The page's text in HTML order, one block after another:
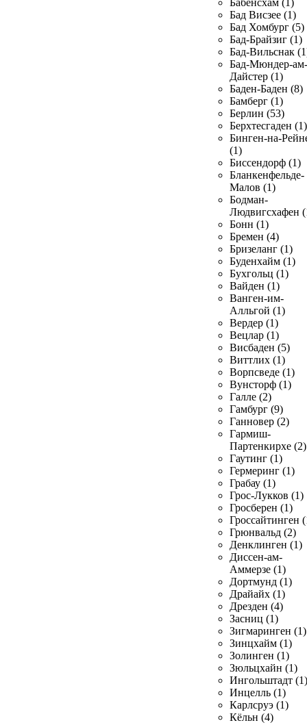
Бабенсхам (1)
Бад Висзее (1)
Бад Хомбург (5)
Бад-Брайзиг (1)
Бад-Вильснак
Бад-Мюндер-ам-
Дайстер (1)
Баден-Баден (8)
Бамберг (1)
Берлин (53)
Берхтесгаден (1)
Бинген-на-
(1)
Биссендорф (1)
Бланкенфельде-
Малов (1)
Бодман-
Людвигсхафен
Бонн (1)
Бремен (4)
Бризеланг (1)
Буденхайм (1)
Бухгольц (1)
Вайден (1)
Ванген-им-
Алльгой (1)
Вердер (1)
Вецлар (1)
Висбаден (5)
Виттлих (1)
Ворпсведе (1)
Вунсторф (1)
Галле (2)
Гамбург (9)
Ганновер (2)
Гармиш-
Партенкирхе (2)
Гаутинг (1)
Гермеринг (1)
Грабау (1)
Грос-Лукков (1)
Гросберен (1)
Гроссайтинген
Грюнвальд (2)
Денклинген (1)
Диссен-ам-
Аммерзе (1)
Дортмунд (1)
Драйайх (1)
Дрезден (4)
Засниц (1)
Зигмаринген (1)
Зинцхайм (1)
Золинген (1)
Зюльцхайн (1)
Ингольштадт (1)
Инцелль (1)
Карлсруэ (1)
Кёльн (4)